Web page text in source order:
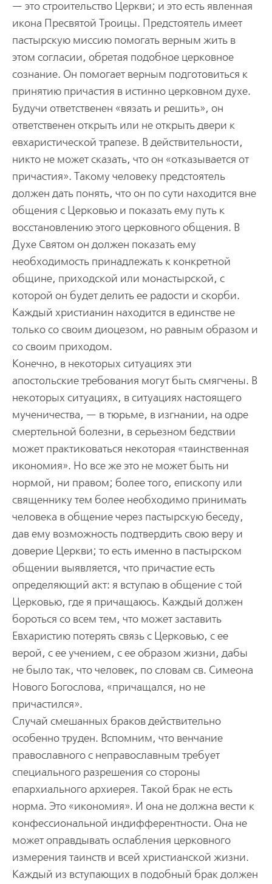
— это строительство Церкви; и это есть явленная
икона Пресвятой Троицы. Предстоятель имеет
пастырскую миссию помогать верным жить в
этом согласии, обретая подобное церковное
сознание. Он помогает верным подготовиться к
принятию причастия в истинно церковном духе.
Будучи ответственен «вязать и решить», он
ответственен открыть или не открыть двери к
евхаристической трапезе. В действительности,
никто не может сказать, что он «отказывается от
причастия». Такому человеку предстоятель
должен дать понять, что он по сути находится вне
общения с Церковью и показать ему путь к
восстановлению этого церковного общения. В
Духе Святом он должен показать ему
необходимость принадлежать к конкретной
общине, приходской или монастырской, с
которой он будет делить ее радости и скорби.
Каждый христианин находится в единстве не
только со своим диоцезом, но равным образом и
со своим приходом.
Конечно, в некоторых ситуациях эти
апостольские требования могут быть смягчены. В
некоторых ситуациях, в ситуациях настоящего
мученичества, — в тюрьме, в изгнании, на одре
смертельной болезни, в серьезном бедствии
может практиковаться некоторая «таинственная
икономия». Но все же это не может быть ни
нормой, ни правом; более того, епископу или
священнику тем более необходимо принимать
человека в общение через пастырскую беседу,
дав ему возможность подтвердить свою веру и
доверие Церкви; то есть именно в пастырском
общении выявляется, что причастие есть
определяющий акт: я вступаю в общение с той
Церковью, где я причащаюсь. Каждый должен
бороться со всем тем, что может заставить
Евхаристию потерять связь с Церковью, с ее
верой, с ее учением, с ее образом жизни, дабы
не было так, что человек, по словам св. Симеона
Нового Богослова, «причащался, но не
причастился».
Случай смешанных браков действительно
особенно труден. Вспомним, что венчание
православного с неправославным требует
специального разрешения со стороны
епархиального архиерея. Такой брак не есть
норма. Это «икономия». И она не должна вести к
конфессиональной индифферентности. Она не
может оправдывать ослабления церковного
измерения таинств и всей христианской жизни.
Каждый из вступающих в подобный брак должен